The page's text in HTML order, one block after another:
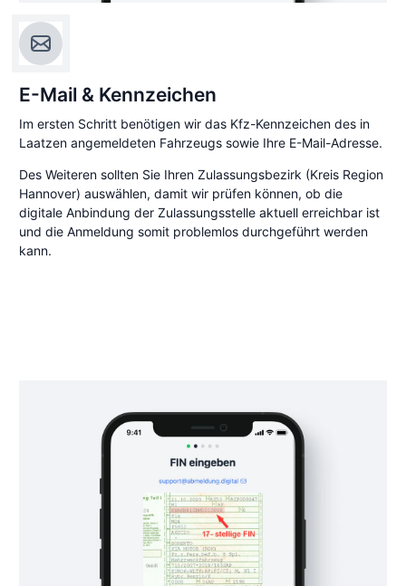
E-Mail & Kennzeichen
Im ersten Schritt benötigen wir das Kfz-Kennzeichen des in
Laatzen angemeldeten Fahrzeugs sowie Ihre E-Mail-Adresse.
Des Weiteren sollten Sie Ihren Zulassungsbezirk (Kreis Region
Hannover) auswählen, damit wir prüfen können, ob die
digitale Anbindung der Zulassungsstelle aktuell erreichbar ist
und die Anmeldung somit problemlos durchgeführt werden
kann.